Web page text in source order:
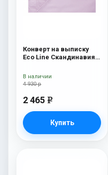
Конверт на выписку
Eco Line Скандинавия
4 930 р
2 465 e
Купить
В наличии